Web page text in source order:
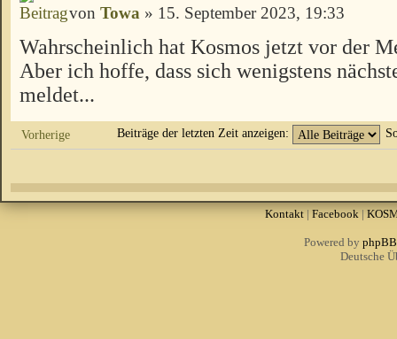
von Towa » 15. September 2023, 19:33
Wahrscheinlich hat Kosmos jetzt vor der
Aber ich hoffe, dass sich wenigstens
meldet...
Vorherige Beiträge der letzten Zeit anzeigen:
Kontakt| Facebook |
Powered by phpBB
Deutsche